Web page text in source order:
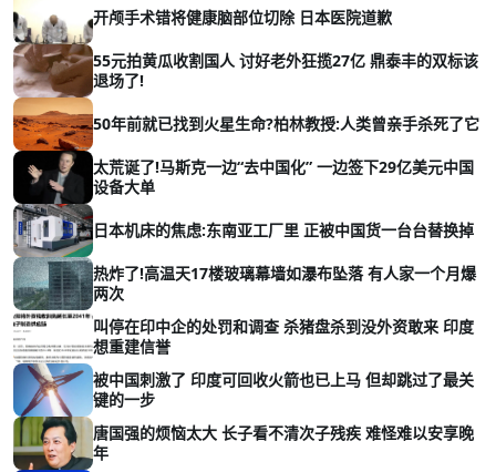
开颅手术错将健康脑部位切除 日本医院道歉
55元拍黄瓜收割国人 讨好老外狂揽27亿 鼎泰丰的双标该
退场了!
50年前就已找到火星生命?柏林教授:人类曾亲手杀死了它
太荒诞了!马斯克一边“去中国化” 一边签下29亿美元中国
设备大单
日本机床的焦虑:东南亚工厂里 正被中国货一台台替换掉
热炸了!高温天17楼玻璃幕墙如瀑布坠落 有人家一个月爆
两次
叫停在印中企的处罚和调查 杀猪盘杀到没外资敢来 印度
想重建信誉
被中国刺激了 印度可回收火箭也已上马 但却跳过了最关
键的一步
唐国强的烦恼太大 长子看不清次子残疾 难怪难以安享晚
年